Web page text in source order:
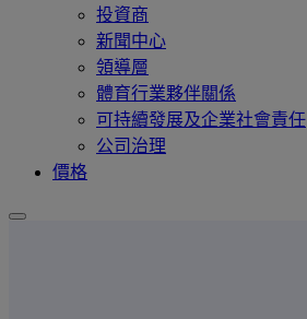
投資商
新聞中心
領導層
體育行業夥伴關係
可持續發展及企業社會責任
公司治理
價格